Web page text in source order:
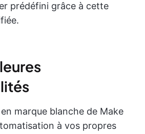
prédéfini grâce à cette
marque blanche de Make
à vos propres